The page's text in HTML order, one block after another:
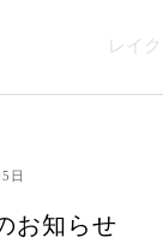
レイク
日
お知らせ